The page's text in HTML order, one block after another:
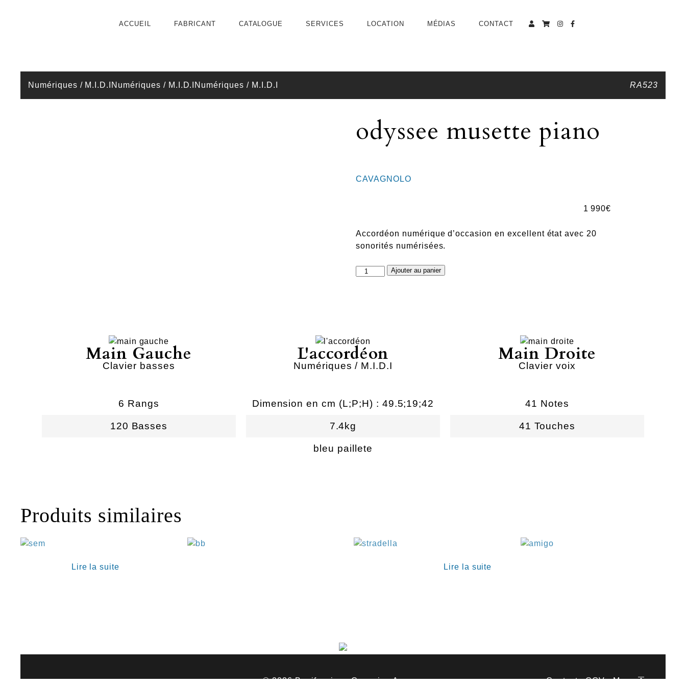
ACCUEIL FABRICANT CATALOGUE SERVICES LOCATION MÉDIAS CONTACT
Numériques / M.I.D.I Numériques / M.I.D.I Numériques / M.I.D.I RA523
odyssee musette piano
CAVAGNOLO
1 990€
Accordéon numérique d’occasion en excellent état avec 20
sonorités numérisées.
quantité
Ajouter au panier
Main Gauche
Clavier basses
6 Rangs
120 Basses
L'accordéon
Numériques / M.I.D.I
Dimension en cm (L;P;H) : 49.5;19;42
7.4kg
bleu paillete
Main Droite
Clavier voix
41 Notes
41 Touches
Produits similaires
Lire la suite Lire la suite
© 2026 Bonifassi parCapucine Agency Contact-CGV-Menu